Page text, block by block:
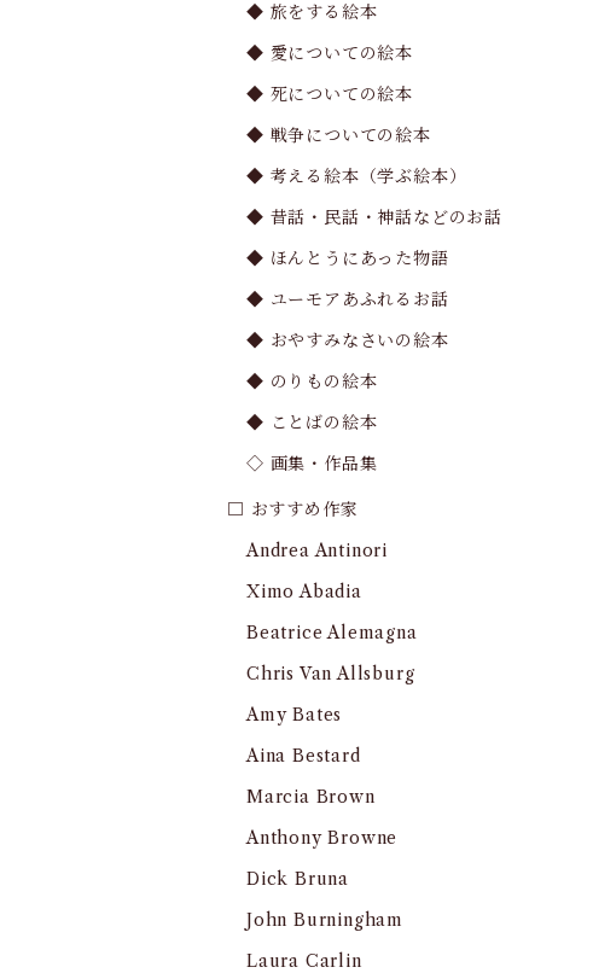
◆ 旅をする絵本
◆ 愛についての絵本
◆ 死についての絵本
◆ 戦争についての絵本
◆ 考える絵本（学ぶ絵本）
◆ 昔話・民話・神話などのお話
◆ ほんとうにあった物語
◆ ユーモアあふれるお話
◆ おやすみなさいの絵本
◆ のりもの絵本
◆ ことばの絵本
◇ 画集・作品集
□ おすすめ作家
Andrea Antinori
Ximo Abadia
Beatrice Alemagna
Chris Van Allsburg
Amy Bates
Aina Bestard
Marcia Brown
Anthony Browne
Dick Bruna
John Burningham
Laura Carlin